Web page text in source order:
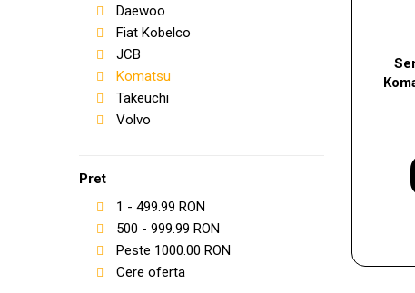
Daewoo
Fiat Kobelco
JCB
Komatsu
Takeuchi
Volvo
Pret
1 - 499.99 RON
500 - 999.99 RON
Peste 1000.00 RON
Cere oferta